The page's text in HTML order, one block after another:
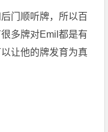
门顺听牌，所以百
多牌对Emil都是有
让他的牌发育为真